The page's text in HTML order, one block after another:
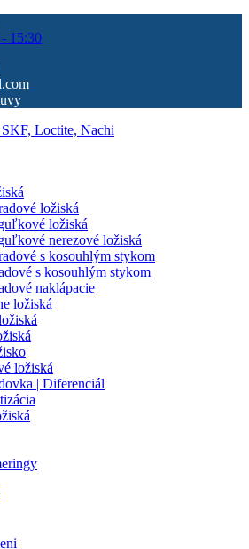
15:30
ložiská
ložiská
nerezové ložiská
s kosouhlým stykom
s kosouhlým stykom
naklápacie
ložiská
ložiská
| Diferenciál